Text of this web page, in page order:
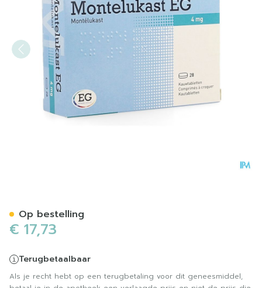
€ 17,73
Terugbetaalbaar
Als je recht hebt op een terugbetaling voor dit geneesmiddel,
Op bestelling